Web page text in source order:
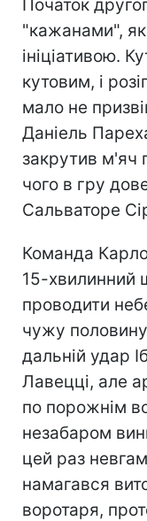
Початок
"кажанами",
ініціативою.
кутовим, і
мало не
Даніель
закрутив м'яч
чого в гру
Сальваторе
Команда
15-хвилинний
проводити
чужу
дальній удар
Лавецці, але
по порожнім
незабаром
цей раз
намагався
воротаря,